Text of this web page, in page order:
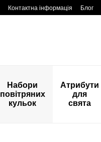
Контактна інформація Блог
Набори
повітряних
кульок
Атрибути
для
свята